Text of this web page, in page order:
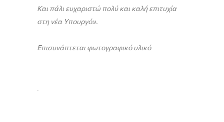
Και πάλι ευχαριστώ πολύ και καλή επιτυχία
στη νέα Υπουργό».
Επισυνάπτεται φωτογραφικό υλικό